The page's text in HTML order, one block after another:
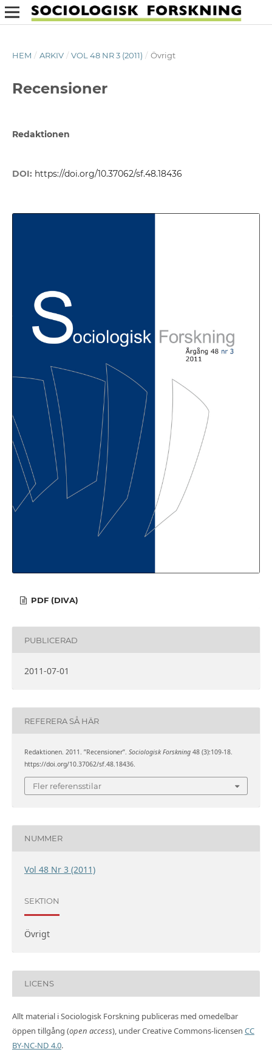
HEM / ARKIV / VOL 48 NR 3 (2011) / Övrigt
Recensioner
Redaktionen
DOI: https://doi.org/10.37062/sf.48.18436
PDF (DIVA)
PUBLICERAD
2011-07-01
REFERERA SÅ HÄR
Redaktionen. 2011. ”Recensioner”. Sociologisk Forskning48 (3):109-18.
https://doi.org/10.37062/sf.48.18436.
Fler referensstilar
NUMMER
Vol 48 Nr 3 (2011)
SEKTION
Övrigt
LICENS
Allt material i Sociologisk Forskning publiceras med omedelbar
öppen tillgång (open access), under Creative Commons-licensen CC
BY-NC-ND 4.0.